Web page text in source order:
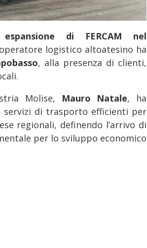
espansione di FERCAM nel
logistico altoatesino ha
, alla presenza di clienti,
Molise,
Mauro Natale, ha
servizi di trasporto efficienti per
regionali, definendo l’arrivo di
per lo sviluppo economico